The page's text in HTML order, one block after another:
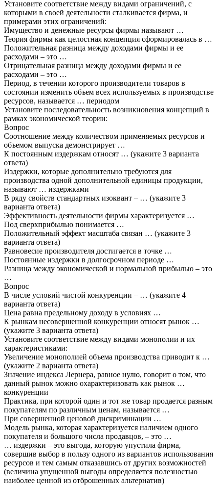
Установите соответствие между видами ограничений, с
которыми в своей деятельности сталкивается фирма, и
примерами этих ограничений:
Имущество и денежные ресурсы фирмы называют …
Теория фирмы как целостная концепция сформировалась в …
Положительная разница между доходами фирмы и ее
расходами – это …
Отрицательная разница между доходами фирмы и ее
расходами – это …
Период, в течении которого производители товаров в
состоянии изменить объем всех используемых в производстве
ресурсов, называется … периодом
Установите последовательность возникновения концепций в
рамках экономической теории:
Вопрос
Соотношение между количеством применяемых ресурсов и
объемом выпуска демонстрирует …
К постоянным издержкам относят … (укажите 3 варианта
ответа)
Издержки, которые дополнительно требуются для
производства одной дополнительной единицы продукции,
называют … издержками
В ряду свойств стандартных изоквант – … (укажите 3
варианта ответа)
Эффективность деятельности фирмы характеризуется …
Под сверхприбылью понимается …
Положительный эффект масштаба связан … (укажите 3
варианта ответа)
Равновесие производителя достигается в точке …
Постоянные издержки в долгосрочном периоде …
Разница между экономической и нормальной прибылью – это
…
Вопрос
В числе условий чистой конкуренции – … (укажите 4
варианта ответа)
Цена равна предельному доходу в условиях …
К рынкам несовершенной конкуренции относят рынок …
(укажите 3 варианта ответа)
Установите соответствие между видами монополии и их
характеристиками:
Увеличение монополией объема производства приводит к …
(укажите 2 варианта ответа)
Значение индекса Лернера, равное нулю, говорит о том, что
данный рынок можно охарактеризовать как рынок …
конкуренции
Практика, при которой один и тот же товар продается разным
покупателям по различным ценам, называется …
При совершенной ценовой дискриминации …
Модель рынка, которая характеризуется наличием одного
покупателя и большого числа продавцов, – это …
… издержки – это выгода, которую упустила фирма,
совершив выбор в пользу одного из вариантов использования
ресурсов и тем самым отказавшись от других возможностей
(величина упущенной выгоды определяется полезностью
наиболее ценной из отброшенных альтернатив)